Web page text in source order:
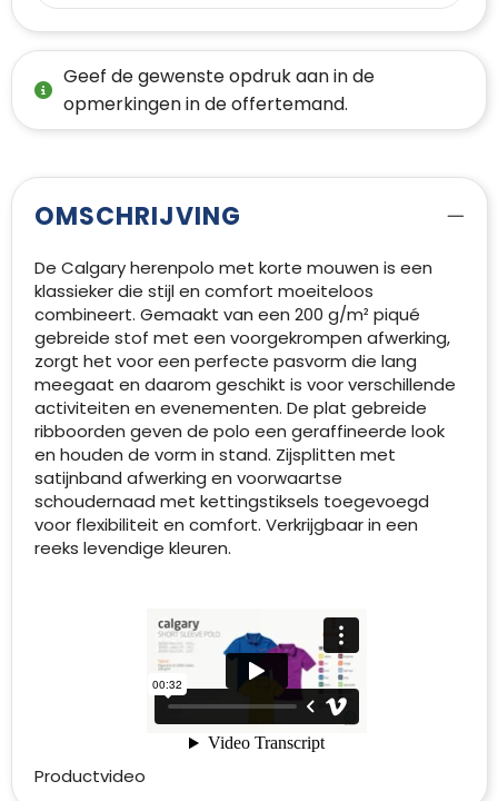
Geef de gewenste opdruk aan in de
opmerkingen in de offertemand.
OMSCHRIJVING
De Calgary herenpolo met korte mouwen is een
klassieker die stijl en comfort moeiteloos
combineert. Gemaakt van een 200 g/m² piqué
gebreide stof met een voorgekrompen afwerking,
zorgt het voor een perfecte pasvorm die lang
meegaat en daarom geschikt is voor verschillende
activiteiten en evenementen. De plat gebreide
ribboorden geven de polo een geraffineerde look
en houden de vorm in stand. Zijsplitten met
satijnband afwerking en voorwaartse
schoudernaad met kettingstiksels toegevoegd
voor flexibiliteit en comfort. Verkrijgbaar in een
reeks levendige kleuren.
Productvideo